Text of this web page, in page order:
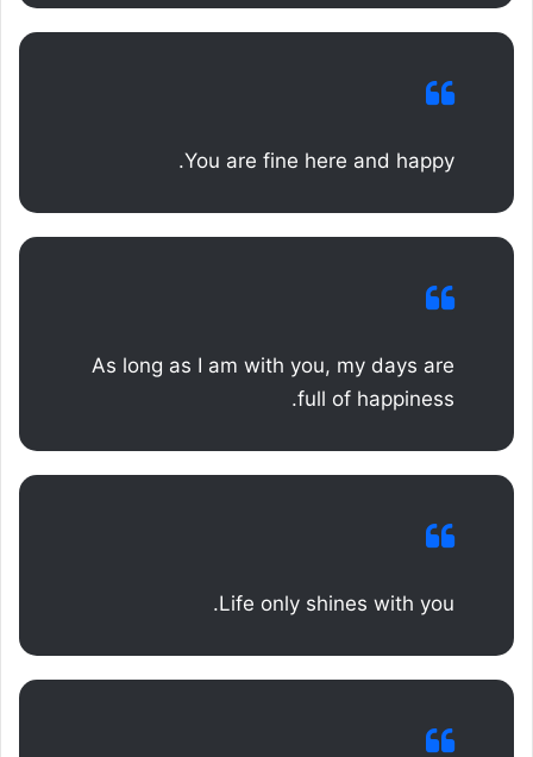
You are fine here and happy.
As long as I am with you, my days are
full of happiness.
Life only shines with you.